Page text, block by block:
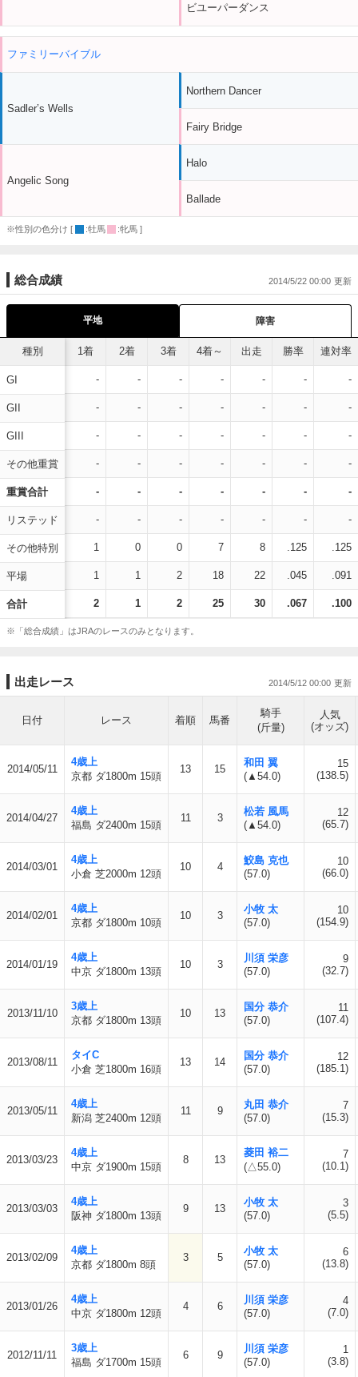
ビユーパーダンス
ファミリーバイブル
Sadler’s Wells
Angelic Song
Northern Dancer
Fairy Bridge
Halo
Ballade
※性別の色分け [ :牡馬 :牝馬 ]
総合成績 2014/5/22 00:00
平地 障害
種別
GI
GII
GIII
その他重賞
重賞合計
リステッド
その他特別
平場
合計
1着 2着 3着 4着～ 出走 勝率 連対率
- - - - - - -
- - - - - - -
- - - - - - -
- - - - - - -
- - - - - - -
- - - - - - -
1 0 0 7 8 .125 .125
1 1 2 18 22 .045 .091
2 1 2 25 30 .067 .100
※「総合成績」はJRAのレースのみとなります。
出走レース 2014/5/12 00:00
日付 レース 着順 馬番
騎手
(斤量)
人気
(オッズ)
2014/05/11
4歳上
京都 ダ1800m 15頭
13 15
和田 翼
(▲54.0)
15
(138.5)
2014/04/27
4歳上
福島 ダ2400m 15頭
11 3
松若 風馬
(▲54.0)
12
(65.7)
2014/03/01
4歳上
小倉 芝2000m 12頭
10 4
鮫島 克也
(57.0)
10
(66.0)
2014/02/01
4歳上
京都 ダ1800m 10頭
10 3
小牧 太
(57.0)
10
(154.9)
2014/01/19
4歳上
中京 ダ1800m 13頭
10 3
川須 栄彦
(57.0)
9
(32.7)
2013/11/10
3歳上
京都 ダ1800m 13頭
10 13
国分 恭介
(57.0)
11
(107.4)
2013/08/11
タイC
小倉 芝1800m 16頭
13 14
国分 恭介
(57.0)
12
(185.1)
2013/05/11
4歳上
新潟 芝2400m 12頭
11 9
丸田 恭介
(57.0)
7
(15.3)
2013/03/23
4歳上
中京 ダ1900m 15頭
8 13
菱田 裕二
(△55.0)
7
(10.1)
2013/03/03
4歳上
阪神 ダ1800m 13頭
9 13
小牧 太
(57.0)
3
(5.5)
2013/02/09
4歳上
京都 ダ1800m 8頭
3 5
小牧 太
(57.0)
6
(13.8)
2013/01/26
4歳上
中京 ダ1800m 12頭
4 6
川須 栄彦
(57.0)
4
(7.0)
2012/11/11
3歳上
福島 ダ1700m 15頭
6 9
川須 栄彦
(57.0)
1
(3.8)